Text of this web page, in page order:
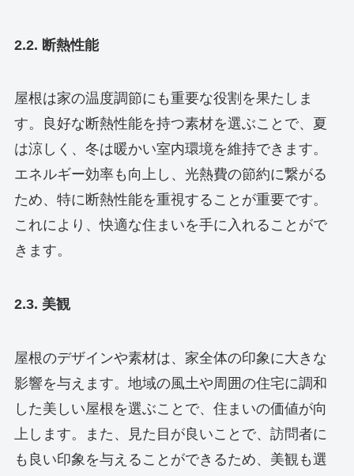
2.2. 断熱性能
屋根は家の温度調節にも重要な役割を果たしま
す。良好な断熱性能を持つ素材を選ぶことで、夏
は涼しく、冬は暖かい室内環境を維持できます。
エネルギー効率も向上し、光熱費の節約に繋がる
ため、特に断熱性能を重視することが重要です。
これにより、快適な住まいを手に入れることがで
きます。
2.3. 美観
屋根のデザインや素材は、家全体の印象に大きな
影響を与えます。地域の風土や周囲の住宅に調和
した美しい屋根を選ぶことで、住まいの価値が向
上します。また、見た目が良いことで、訪問者に
も良い印象を与えることができるため、美観も選